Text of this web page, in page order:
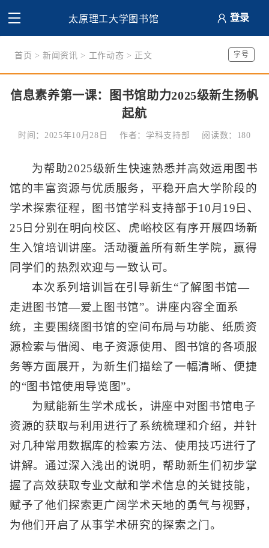
太原理工大学图书馆 登录
首页 >新闻资讯 > 工作动态 > 正文 字号
信息素养第一课：图书馆助力2025级新生扬帆
起航
时间：2025年10月28日 作者：学科支持部 阅读数： 180
为帮助2025级新生快速熟悉并高效运用图书
馆的丰富资源与优质服务，平稳开启大学阶段的
学术探索征程，图书馆学科支持部于10月19日、
25日分别在明向校区、虎峪校区有序开展四场新
生入馆培训讲座。活动覆盖所有新生学院，赢得
同学们的热烈欢迎与一致认可。
本次系列培训旨在引导新生“了解图书馆—
走进图书馆—爱上图书馆”。讲座内容全面系
统，主要围绕图书馆的空间布局与功能、纸质资
源检索与借阅、电子资源使用、图书馆的各项服
务等方面展开，为新生们描绘了一幅清晰、便捷
的“图书馆使用导览图”。
为赋能新生学术成长，讲座中对图书馆电子
资源的获取与利用进行了系统梳理和介绍，并针
对几种常用数据库的检索方法、使用技巧进行了
讲解。通过深入浅出的说明，帮助新生们初步掌
握了高效获取专业文献和学术信息的关键技能，
赋予了他们探索更广阔学术天地的勇气与视野，
为他们开启了从事学术研究的探索之门。